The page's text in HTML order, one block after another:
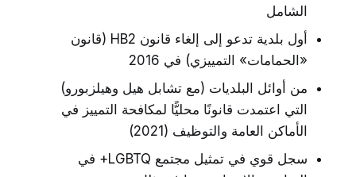
الشامل
أول بلدية تدعو إلى إلغاء قانون HB2 (قانون
«الحمامات» التمييزي) في 2016
من أوائل البلديات (مع تشابل هيل وهيلزبورو)
التي اعتمدت قانونًا محليًّا لمكافحة التمييز في
الأماكن العامة والتوظيف (2021)
سجل قوي في تمثيل مجتمع LGBTQ+ في